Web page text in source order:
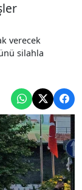
verecek
silahla